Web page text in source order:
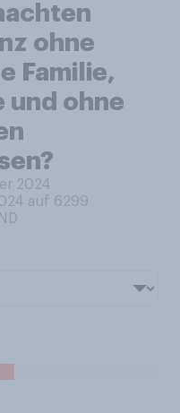
ohne
Familie,
und ohne
2024
auf 6299